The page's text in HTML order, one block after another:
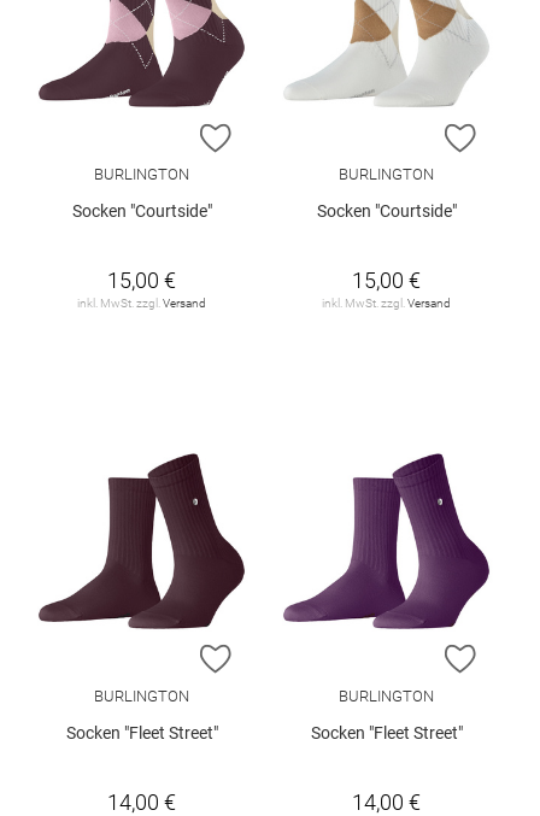
ZUR WUNSCHLISTE HINZUFÜGEN
BURLINGTON
Socken "Courtside"
15,00 €
inkl. MwSt. zzgl. Versand
ZUR
BURLINGTON
Socken "Courtside"
15,00 €
inkl. MwSt. zzgl. Versand
ZUR WUNSCHLISTE HINZUFÜGEN
BURLINGTON
Socken "Fleet Street"
14,00 €
ZUR
BURLINGTON
Socken "Fleet Street"
14,00 €